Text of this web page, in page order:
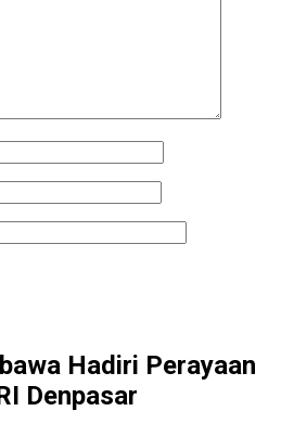
Hadiri Perayaan
Denpasar